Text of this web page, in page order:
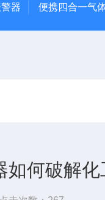
器 便携四合一气
何破解化